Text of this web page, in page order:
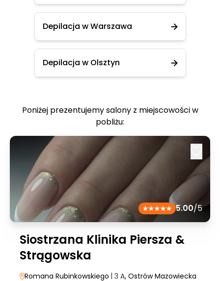
Depilacja w Warszawa
Depilacja w Olsztyn
Poniżej prezentujemy salony z miejscowości w
pobliżu:
5.00/5
Siostrzana Klinika Piersza &
Strągowska
Romana Rubinkowskiego | 3 A, Ostrów Mazowiecka